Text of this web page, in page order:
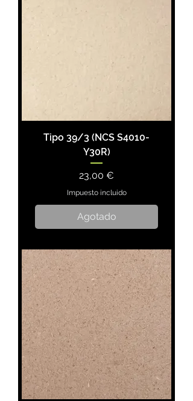
Tipo 39/3 (NCS S4010-
Y30R)
Precio
23,00 €
Impuesto incluido
Agotado